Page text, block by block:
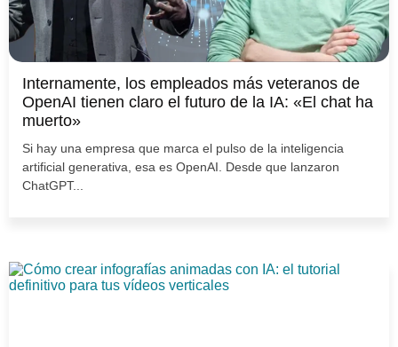
Internamente, los empleados más veteranos de
OpenAI tienen claro el futuro de la IA: «El chat ha
muerto»
Si hay una empresa que marca el pulso de la inteligencia
artificial generativa, esa es OpenAI. Desde que lanzaron
ChatGPT...